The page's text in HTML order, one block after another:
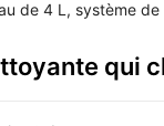
de 4 L, système
qui